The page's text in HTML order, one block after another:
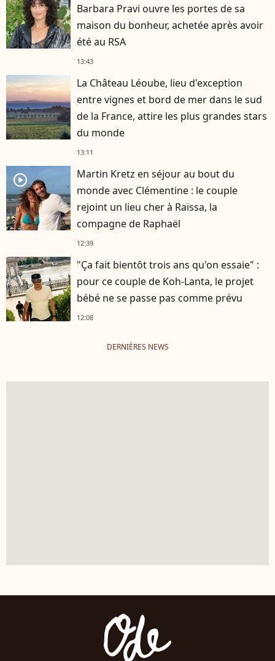
Barbara Pravi ouvre les portes de sa
maison du bonheur, achetée après avoir
été au RSA
13:43
La Château Léoube, lieu d'exception
entre vignes et bord de mer dans le sud
de la France, attire les plus grandes stars
du monde
13:11
player2
Martin Kretz en séjour au bout du
monde avec Clémentine : le couple
rejoint un lieu cher à Raïssa, la
compagne de Raphaël
12:39
"Ça fait bientôt trois ans qu'on essaie" :
pour ce couple de Koh-Lanta, le projet
bébé ne se passe pas comme prévu
12:08
DERNIÈRES NEWS